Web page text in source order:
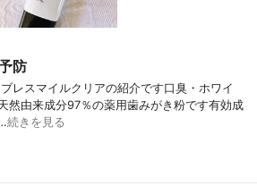
防
レスマイルクリアの紹介です口臭・ホワイ
然由来成分97％の薬用歯みがき粉です有効成
続きを見る